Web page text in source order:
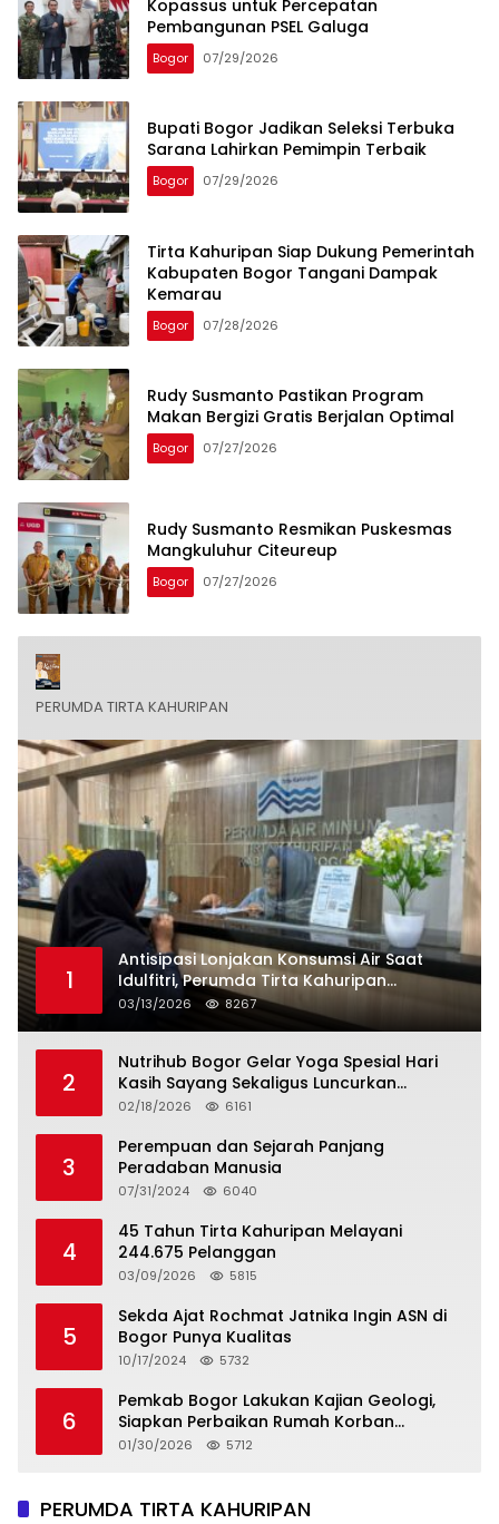
Kopassus untuk Percepatan
Pembangunan PSEL Galuga
Bogor 07/29/2026
Bupati Bogor Jadikan Seleksi Terbuka
Sarana Lahirkan Pemimpin Terbaik
Bogor 07/29/2026
Tirta Kahuripan Siap Dukung Pemerintah
Kabupaten Bogor Tangani Dampak
Kemarau
Bogor 07/28/2026
Rudy Susmanto Pastikan Program
Makan Bergizi Gratis Berjalan Optimal
Bogor 07/27/2026
Rudy Susmanto Resmikan Puskesmas
Mangkuluhur Citeureup
Bogor 07/27/2026
PERUMDA TIRTA KAHURIPAN
1
Antisipasi Lonjakan Konsumsi Air Saat
Idulfitri, Perumda Tirta Kahuripan
Berlakukan Status Siaga Lebaran
03/13/2026 8267
2
Nutrihub Bogor Gelar Yoga Spesial Hari
Kasih Sayang Sekaligus Luncurkan
Tropicana Slim Beras Porang Golden Ube
02/18/2026 6161
3
Perempuan dan Sejarah Panjang
Peradaban Manusia
07/31/2024 6040
4
45 Tahun Tirta Kahuripan Melayani
244.675 Pelanggan
03/09/2026 5815
5
Sekda Ajat Rochmat Jatnika Ingin ASN di
Bogor Punya Kualitas
10/17/2024 5732
6
Pemkab Bogor Lakukan Kajian Geologi,
Siapkan Perbaikan Rumah Korban
Pergeseran Tanah
01/30/2026 5712
PERUMDA TIRTA KAHURIPAN